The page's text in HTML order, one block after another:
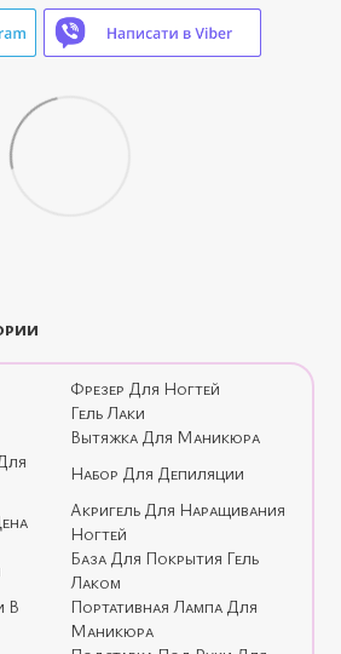
Фрезер Для Ногтей
Гель Лаки
Вытяжка Для Маникюра
Набор Для Депиляции
Акригель Для Наращивания
Ногтей
База Для Покрытия Гель
Лаком
В
Портативная Лампа Для
Маникюра